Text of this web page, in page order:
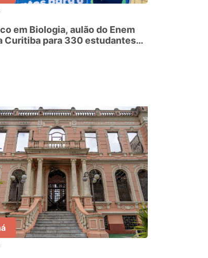
em Biologia, aulão do Enem
Curitiba para 330 estudantes